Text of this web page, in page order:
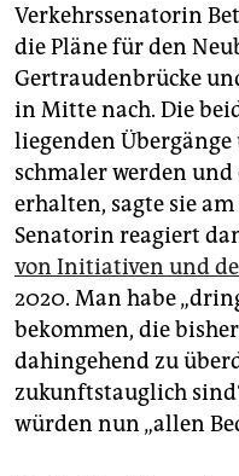
abo
genossenschaft
epaper login
Verkehrssenatorin
die Pläne für den
Gertraudenbrücke
in Mitte nach. Die
liegenden Übergänge
schmaler werden und
erhalten, sagte sie
Senatorin reagiert
von Initiativen und
2020. Man habe
bekommen, die
dahingehend zu
zukunftstauglich
würden nun „allen